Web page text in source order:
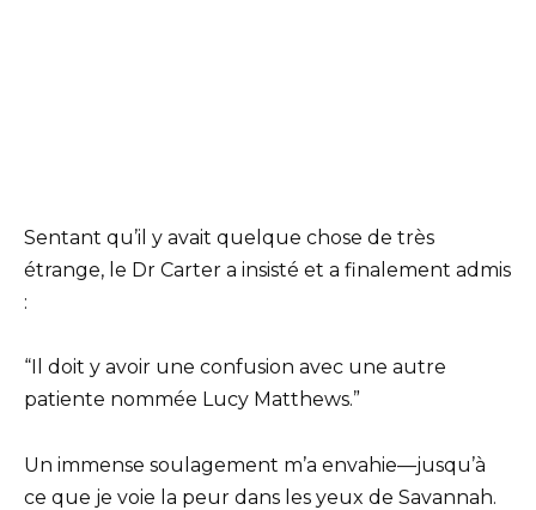
Sentant qu’il y avait quelque chose de très
étrange, le Dr Carter a insisté et a finalement admis
:
“Il doit y avoir une confusion avec une autre
patiente nommée Lucy Matthews.”
Un immense soulagement m’a envahie—jusqu’à
ce que je voie la peur dans les yeux de Savannah.